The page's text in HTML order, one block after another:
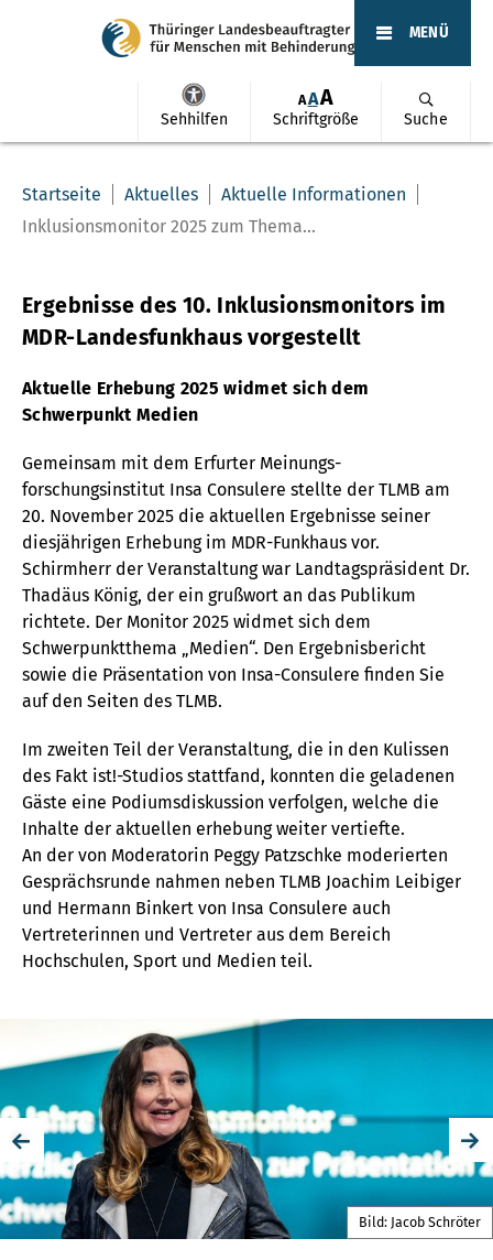
Sehhilfen
AAA
Schriftgröße Suche
MENÜ
Startseite Aktuelles
Aktuelle Informationen
Inklusionsmonitor 2025 zum Thema...
Ergebnisse des 10. Inklusionsmonitors im
MDR-Landesfunkhaus vorgestellt
Aktuelle Erhebung 2025 widmet sich dem
Schwerpunkt Medien
Gemeinsam mit dem Erfurter Meinungs-
forschungsinstitut Insa Consulere stellte der TLMB am
20. November 2025 die aktuellen Ergebnisse seiner
diesjährigen Erhebung im MDR-Funkhaus vor.
Schirmherr der Veranstaltung war Landtagspräsident Dr.
Thadäus König, der ein grußwort an das Publikum
richtete. Der Monitor 2025 widmet sich dem
Schwerpunktthema „Medien“. Den Ergebnisbericht
sowie die Präsentation von Insa-Consulere finden Sie
auf den Seiten des TLMB.
Im zweiten Teil der Veranstaltung, die in den Kulissen
des Fakt ist!-Studios stattfand, konnten die geladenen
Gäste eine Podiumsdiskussion verfolgen, welche die
Inhalte der aktuellen erhebung weiter vertiefte.
An der von Moderatorin Peggy Patzschke moderierten
Gesprächsrunde nahmen neben TLMB Joachim Leibiger
und Hermann Binkert von Insa Consulere auch
Vertreterinnen und Vertreter aus dem Bereich
Hochschulen, Sport und Medien teil.
Bild: Jacob Schröter